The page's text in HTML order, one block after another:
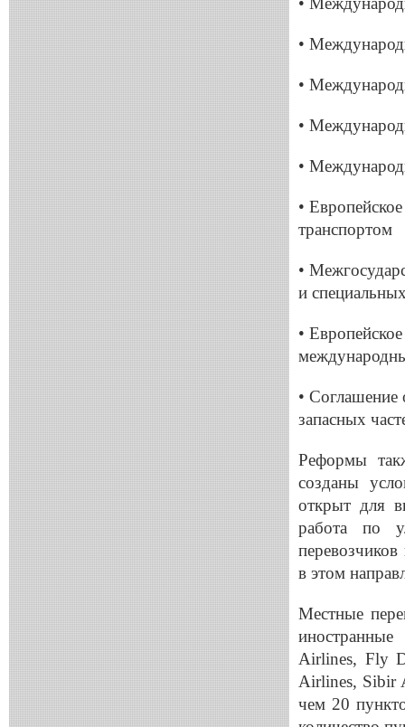
•
•
•
•
•
транспортом
•
и
•
• Соглашение
запасных
Реформы
созданы
открыт для
работа по
в этом
Местные
Airlines, Fly
Airlines, Sibir
чем 20